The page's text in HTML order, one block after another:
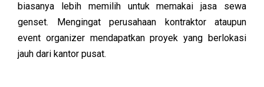
biasanya lebih memilih untuk memakai jasa sewa
genset. Mengingat perusahaan kontraktor ataupun
event organizer mendapatkan proyek yang berlokasi
jauh dari kantor pusat.